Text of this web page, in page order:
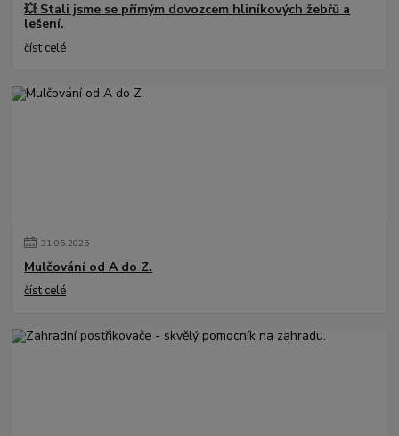
💥 Stali jsme se přímým dovozcem hliníkových žebřů a
lešení.
číst celé
31.05.2025
Mulčování od A do Z.
číst celé